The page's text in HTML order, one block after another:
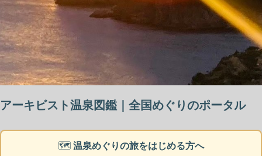
アーキビスト温泉図鑑｜全国めぐりのポータル
🗺️ 温泉めぐりの旅をはじめる方へ